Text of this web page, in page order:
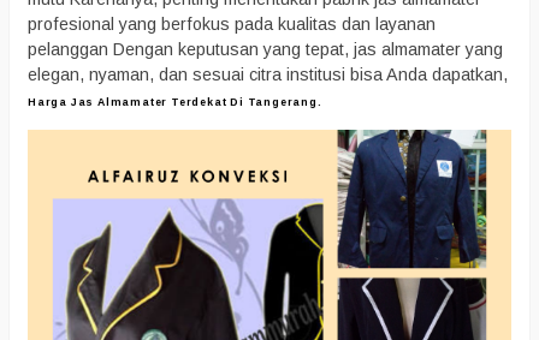
profesional yang berfokus pada kualitas dan layanan
pelanggan Dengan keputusan yang tepat, jas almamater yang
elegan, nyaman, dan sesuai citra institusi bisa Anda dapatkan,
Harga Jas Almamater Terdekat Di Tangerang.